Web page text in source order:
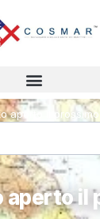
aperto il
aperto il